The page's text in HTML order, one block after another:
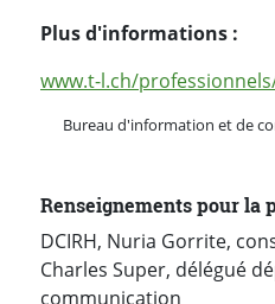
Plus d'informations :
www.t-l.ch/
Bureau d'information et de
Renseignements pour la
DCIRH, Nuria Gorrite,
Charles Super, délégué
communication